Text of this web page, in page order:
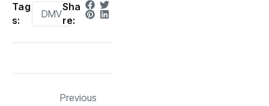
Tag
s:
DMV
Sha
re:
Previous